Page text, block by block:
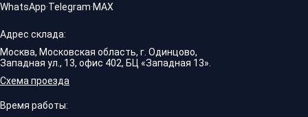
WhatsApp·Telegram·MAX
Адрес склада:
Москва, Московская область, г. Одинцово,
Западная ул., 13, офис 402, БЦ «Западная 13».
Схема проезда
Время работы: